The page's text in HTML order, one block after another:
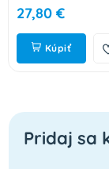
27,80 €
Kúpiť
Pridaj sa